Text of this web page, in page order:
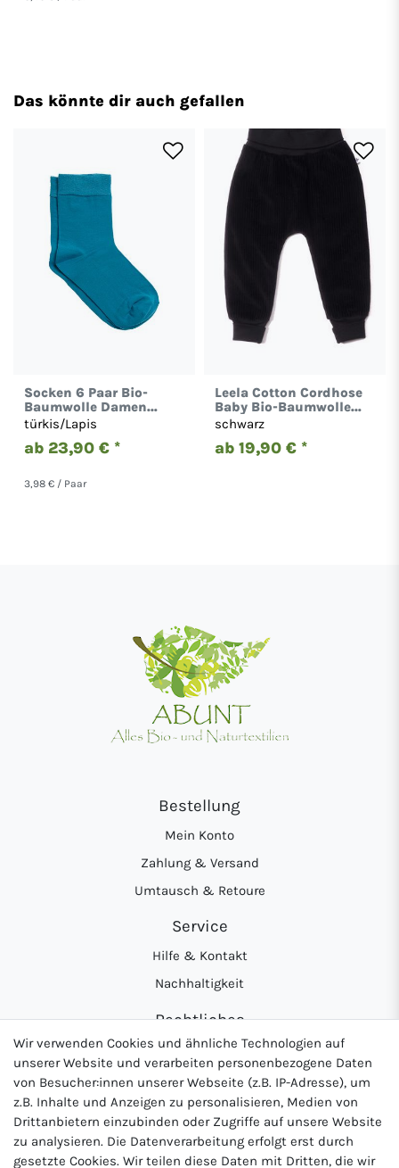
Das könnte dir auch gefallen
Socken 6 Paar Bio-
Baumwolle Damen
türkis/Lapis
ab 23,90 € *
3,98 € / Paar
Leela Cotton Cordhose
Baby Bio-Baumwolle
Hose 2072
schwarz
ab 19,90 € *
Bestellung
Mein Konto
Zahlung & Versand
Umtausch & Retoure
Service
Hilfe & Kontakt
Nachhaltigkeit
Rechtliches
AGB
Datenschutzerklärung
Widerrufsrecht
Impressum
Wir verwenden Cookies und ähnliche Technologien auf
unserer Website und verarbeiten personenbezogene Daten
von Besucher:innen unserer Webseite (z.B. IP-Adresse), um
z.B. Inhalte und Anzeigen zu personalisieren, Medien von
Drittanbietern einzubinden oder Zugriffe auf unsere Website
zu analysieren. Die Datenverarbeitung erfolgt erst durch
gesetzte Cookies. Wir teilen diese Daten mit Dritten, die wir